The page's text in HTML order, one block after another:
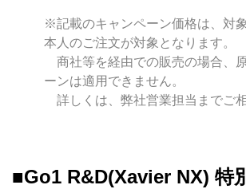
※記載のキャンペーン価格は、対
本人のご注文が対象となります。
商社等を経由での販売の場合、
ーンは適用できません。
詳しくは、弊社営業担当までご相
■Go1 R&D(Xavier NX) 特